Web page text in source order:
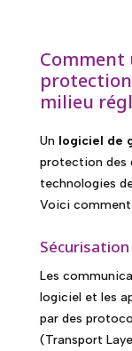
Comment
milieu
Un logiciel de
protection des
technologies
Voici
Les
logiciel et les
par des
(Transport